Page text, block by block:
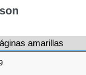
amarillas